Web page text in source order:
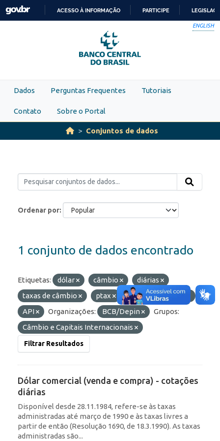
Skip to main content
PARA
O
CONTEÚDO
ACESSO À INFORMAÇÃO PARTICIPE
ENGLISH
Dados Perguntas Frequentes Tutoriais
Contato Sobre o Portal
Conjuntos de dados
Ordenar por
1 conjunto de dados encontrado
Etiquetas: dólar câmbio
diárias
taxas de câmbio
ptax Formatos:
HTML
API
Organizações: BCB/Depin
Grupos:
Câmbio e Capitais Internacionais
Filtrar Resultados
Dólar comercial (venda e compra) - cotações
diárias
Disponível desde 28.11.1984, refere-se às taxas
administradas até março de 1990 e às taxas livres a
partir de então (Resolução 1690, de 18.3.1990). As taxas
administradas são...